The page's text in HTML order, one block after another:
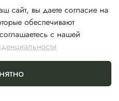
сайт, вы даете согласие на
обеспечивают
с нашей